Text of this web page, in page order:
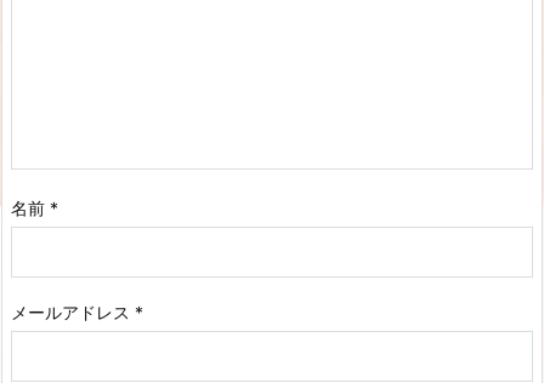
名前 *
メールアドレス *